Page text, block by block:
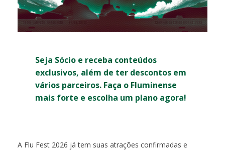
Seja Sócio e receba conteúdos
exclusivos, além de ter descontos em
vários parceiros. Faça o Fluminense
mais forte e escolha um plano agora!
A Flu Fest 2026 já tem suas atrações confirmadas e